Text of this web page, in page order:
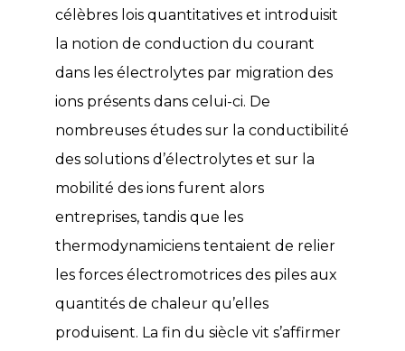
célèbres lois quantitatives et introduisit
la notion de conduction du courant
dans les électrolytes par migration des
ions présents dans celui-ci. De
nombreuses études sur la conductibilité
des solutions d’électrolytes et sur la
mobilité des ions furent alors
entreprises, tandis que les
thermodynamiciens tentaient de relier
les forces électromotrices des piles aux
quantités de chaleur qu’elles
produisent. La fin du siècle vit s’affirmer